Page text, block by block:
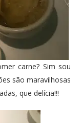
carne? Sim sou
são maravilhosas
que delícia!!!